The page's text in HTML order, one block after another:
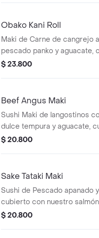
Obako Kani Roll
Maki de Carne de cangrejo
pescado panko y aguacate,
plátano y ají amarillo.
$ 23.800
Beef Angus Maki
Sushi Maki de langostinos
dulce tempura y aguacate,
angus importado y nabo con
$ 20.800
Sake Tataki Maki
Sushi de Pescado apanado
cubierto con nuestro
artesanal y salsa de anguila.
$ 20.800